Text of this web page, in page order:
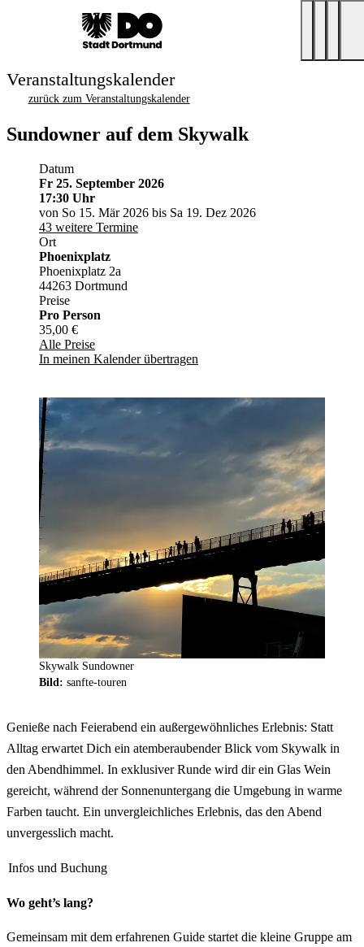
Veranstaltungskalender
zurück zum Veranstaltungskalender
Sundowner auf dem Skywalk
Datum
Fr 25. September 2026
17:30 Uhr
von So 15. Mär 2026 bis Sa 19. Dez 2026
43 weitere Termine
Ort
Phoenixplatz
Phoenixplatz 2a
44263 Dortmund
Preise
Pro Person
35,00 €
Alle Preise
In meinen Kalender übertragen
Skywalk Sundowner
Bild: sanfte-touren
Genieße nach Feierabend ein außergewöhnliches Erlebnis: Statt
Alltag erwartet Dich ein atemberaubender Blick vom Skywalk in
den Abendhimmel. In exklusiver Runde wird dir ein Glas Wein
gereicht, während der Sonnenuntergang die Umgebung in warme
Farben taucht. Ein unvergleichliches Erlebnis, das den Abend
unvergesslich macht.
Infos und Buchung
Wo geht’s lang?
Gemeinsam mit dem erfahrenen Guide startet die kleine Gruppe am